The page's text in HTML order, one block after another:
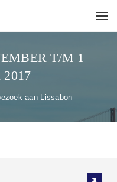
T/M 1
2017
aan Lissabon